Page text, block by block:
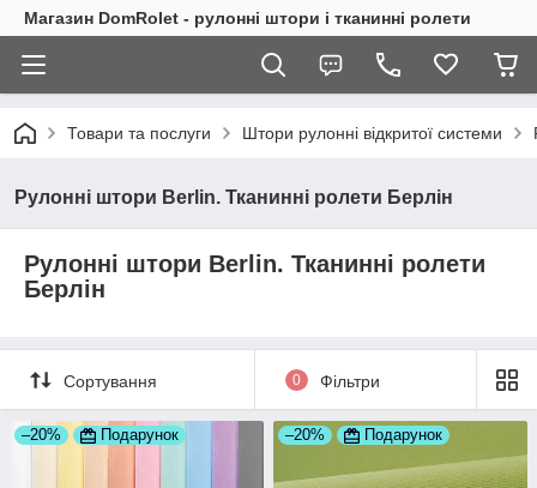
Магазин DomRolet - рулонні штори і тканинні ролети
Товари та послуги Штори рулонні відкритої системи
Рулонні штори Berlin. Тканинні ролети Берлін
Рулонні штори Berlin. Тканинні ролети
Берлін
Сортування 0 Фільтри
–20% Подарунок –20% Подарунок